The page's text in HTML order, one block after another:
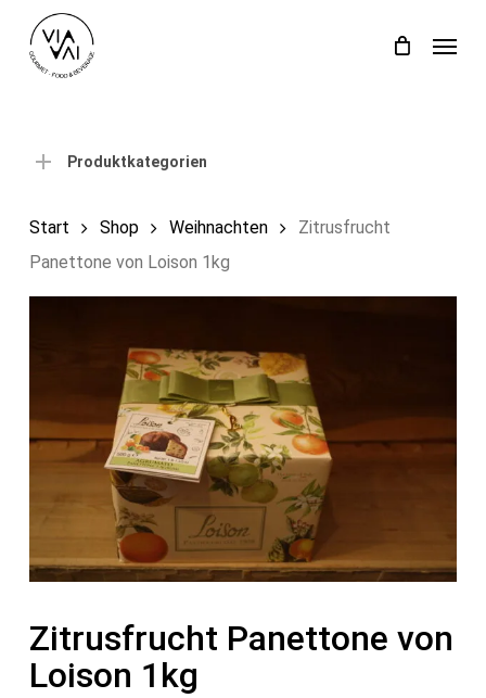
Einkaufswagen Close
Produktkategorien
Start Shop Weihnachten
Zitrusfrucht
Panettone von Loison 1kg
Zitrusfrucht Panettone von
Loison 1kg